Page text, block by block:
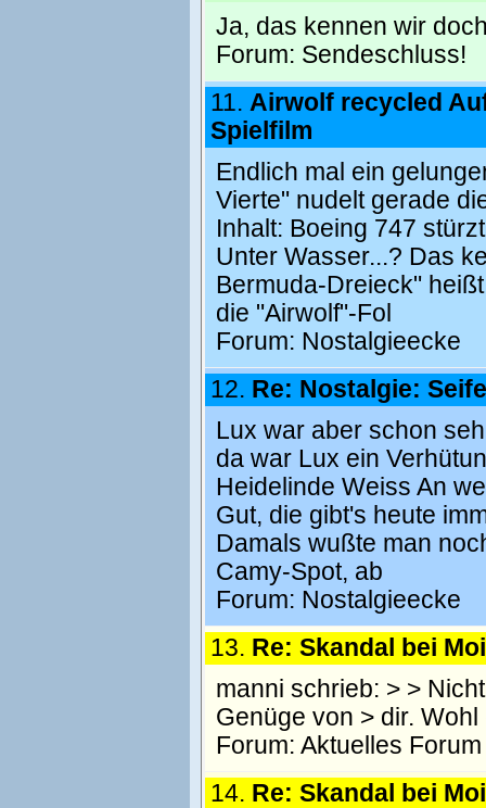
Ja, das kennen wir
Forum: Sendeschluss!
11. Airwolf recycled
Spielfilm
Endlich mal ein
Vierte" nudelt gerade
Inhalt: Boeing 747
Unter Wasser...? Das
Bermuda-Dreieck"
die "Airwolf"-Fol
Forum: Nostalgieecke
12. Re: Nostalgie:
Lux war aber schon
da war Lux ein
Heidelinde Weiss An
Gut, die gibt's heute
Damals wußte man
Camy-Spot, ab
Forum: Nostalgieecke
13. Re: Skandal bei
manni schrieb: > >
Genüge von > dir.
Forum: Aktuelles Forum
14. Re: Skandal bei